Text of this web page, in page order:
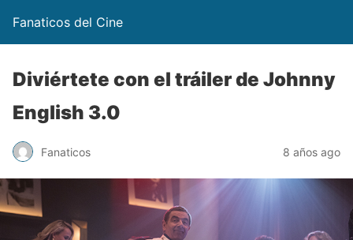
Fanaticos del Cine
Diviértete con el tráiler de Johnny
English 3.0
Fanaticos 8 años ago